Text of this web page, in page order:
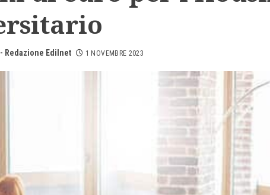
Redazione Edilnet 1 NOVEMBRE 2023